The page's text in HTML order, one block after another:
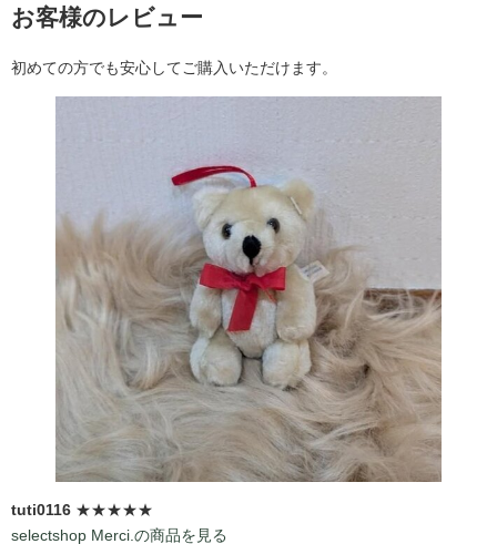
お客様のレビュー
初めての方でも安心してご購入いただけます。
tuti0116 ★★★★★
selectshop Merci.の商品を見る